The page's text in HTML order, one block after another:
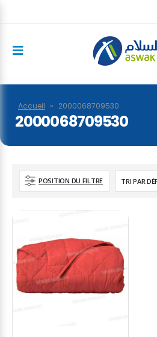
Accueil » 2000068709530
2000068709530
POSITION DU FILTRE